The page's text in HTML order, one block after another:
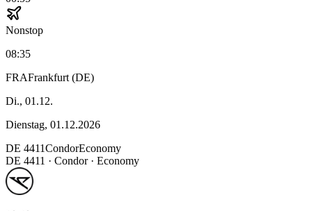
Nonstop
08:35
FRAFrankfurt (DE)
Di., 01.12.
Dienstag, 01.12.2026
DE 4411CondorEconomy
DE 4411 · Condor· Economy